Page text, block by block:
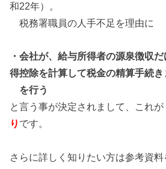
和22年）。
税務署職員の人手不足を理由に
・会社が、給与所得者の源泉徴収
得控除を計算して税金の精算手続
を行う
と言う事が決定されまして、これが
り です。
さらに詳しく知りたい方は参考資料